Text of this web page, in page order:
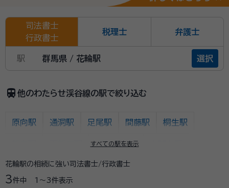
司法書士
行政書士
税理士 弁護士
駅 群馬県 / 花輪駅 選択
train 他のわたらせ渓谷線の駅で絞り込む
すべての駅を表示
原向駅 通洞駅 足尾駅 間藤駅 桐生駅
運動公園駅
上神梅駅 本宿駅 水沼駅
花輪駅の相続に強い司法書士/行政書士
3件中 1〜3件表示